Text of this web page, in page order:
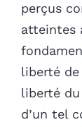
perçus
atteintes
liberté de
liberté
d’un tel